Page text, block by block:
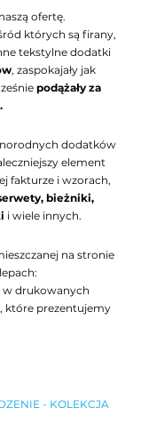
ofertę.
których są firany,
tekstylne dodatki
, zaspokajały jak
podążały za
dodatków
element
fakturze i wzorach,
bieżniki,
i wiele innych.
na stronie
w drukowanych
które prezentujemy
- KOLEKCJA